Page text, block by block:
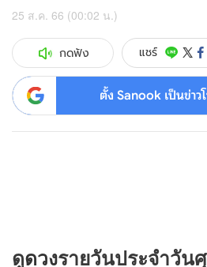
25 ส.ค. 66 (00:02 น.)
กดฟัง แชร์
ตั้ง Sanook เป็นข่า
ดูดวงรายวันประจำวัน